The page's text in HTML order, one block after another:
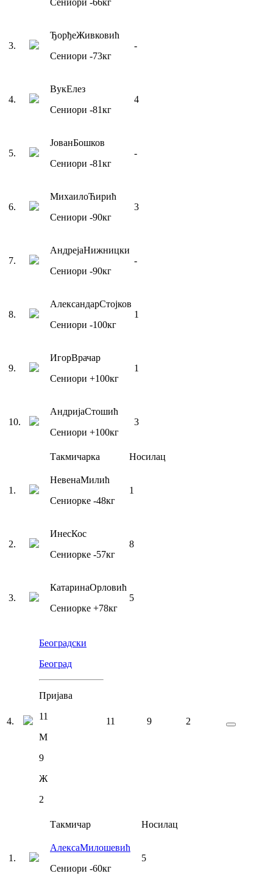
3.
ЂорђеЖивковић
Сениори -73кг
-
4.
ВукЕлез
Сениори -81кг
4
5.
ЈованБошков
Сениори -81кг
-
6.
МихаилоЋирић
Сениори -90кг
3
7.
АндрејаНижницки
Сениори -90кг
-
8.
АлександарСтојков
Сениори -100кг
1
9.
ИгорВрачар
Сениори +100кг
1
10.
АндријаСтошић
Сениори +100кг
3
Такмичарка Носилац
1 .
НевенаМилић
Сениорке -48кг
1
2.
ИнесКос
Сениорке -57кг
8
3.
КатаринаОрловић
Сениорке +78кг
5
4.
Београдски
Београд
Пријава
11
М
9
Ж
2
11 9 2
Такмичар Носилац
1 .
АлексаМилошевић
Сениори -60кг
5